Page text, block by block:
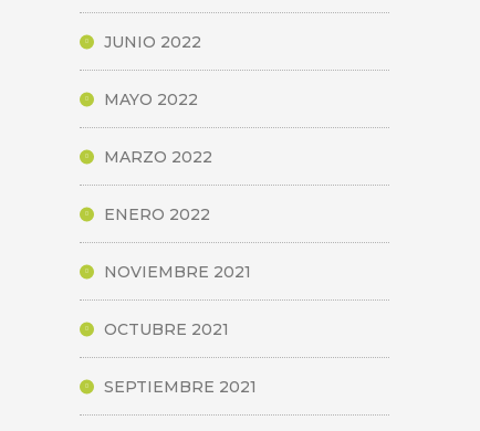
JUNIO 2022
MAYO 2022
MARZO 2022
ENERO 2022
NOVIEMBRE 2021
OCTUBRE 2021
SEPTIEMBRE 2021